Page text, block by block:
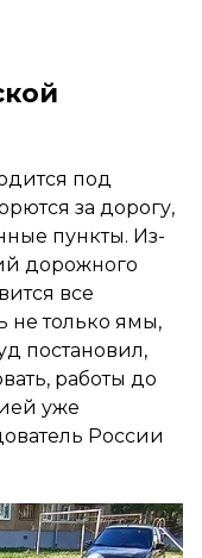
под
за дорогу,
пункты. Из-
дорожного
все
не только ямы,
постановил,
работы до
уже
России